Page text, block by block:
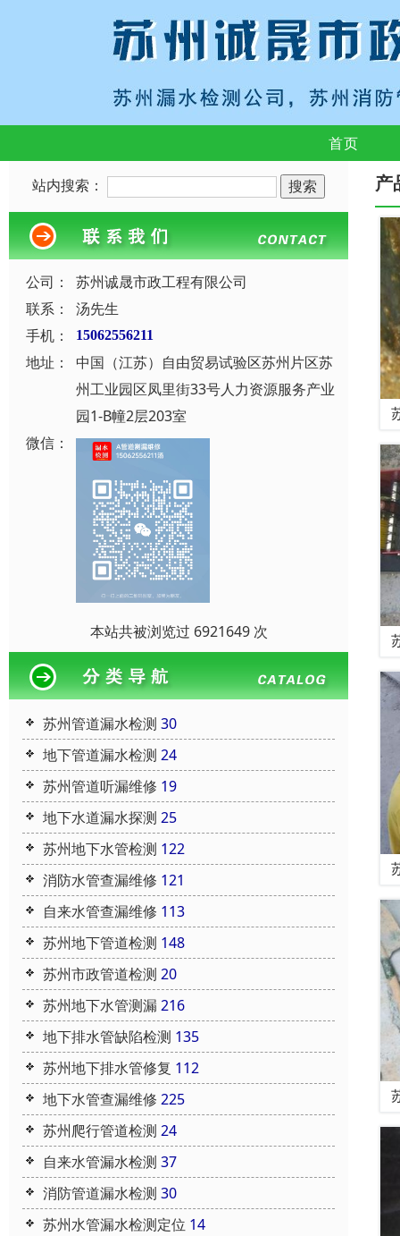
首页
站内搜索：
公司：
苏州诚晟市政工程有限公司
联系：
汤先生
手机：
15062556211
地址：
中国（江苏）自由贸易试验区苏州片区苏
州工业园区凤里街33号人力资源服务产业
园1-B幢2层203室
微信：
本站共被浏览过 6921649 次
苏州管道漏水检测 30
地下管道漏水检测 24
苏州管道听漏维修 19
地下水道漏水探测 25
苏州地下水管检测 122
消防水管查漏维修 121
自来水管查漏维修 113
苏州地下管道检测 148
苏州市政管道检测 20
苏州地下水管测漏216
地下排水管缺陷检测 135
苏州地下排水管修复 112
地下水管查漏维修 225
苏州爬行管道检测 24
自来水管漏水检测 37
消防管道漏水检测 30
苏州水管漏水检测定位 14
产